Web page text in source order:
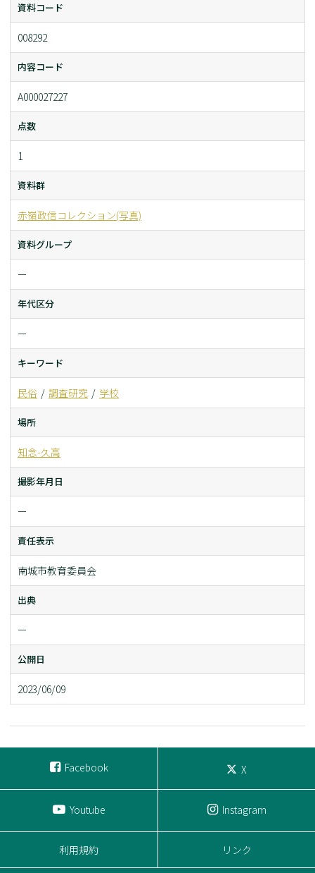
資料コード
008292
内容コード
A000027227
点数
1
資料群
赤嶺政信コレクション(写真)
資料グループ
ー
年代区分
ー
キーワード
民俗 調査研究 学校
場所
知念-久高
撮影年月日
ー
責任表示
南城市教育委員会
出典
ー
公開日
2023/06/09
Facebook X
Youtube Instagram
利用規約 リンク